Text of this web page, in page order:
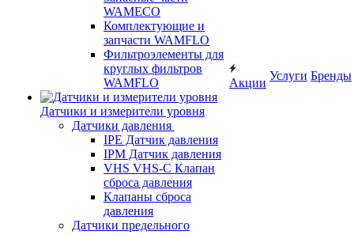
WAMECO
Комплектующие и
запчасти WAMFLO
Фильтроэлементы для
круглых фильтров
WAMFLO
Датчики и измерители уровня
Датчики давления
IPE Датчик давления
IPM Датчик давления
VHS VHS-C Клапан
сброса давления
Клапаны сброса
давления
Датчики предельного
Акции
Услуги Бренды